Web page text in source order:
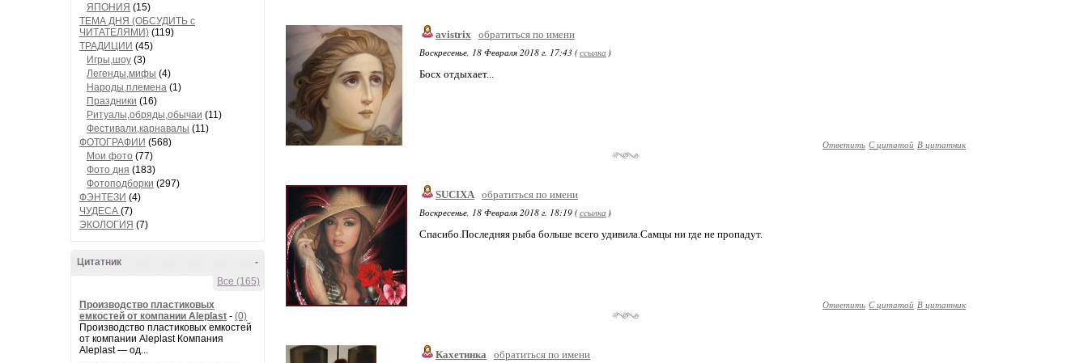
ЯПОНИЯ (15)
ТЕМА ДНЯ (ОБСУДИТЬ с
ЧИТАТЕЛЯМИ) (119)
ТРАДИЦИИ (45)
Игры,шоу (3)
Легенды,мифы (4)
Народы,племена (1)
Праздники (16)
Ритуалы,обряды,обычаи (11)
Фестивали,карнавалы (11)
ФОТОГРАФИИ (568)
Мои фото (77)
Фото дня (183)
Фотоподборки (297)
ФЭНТЕЗИ (4)
ЧУДЕСА (7)
ЭКОЛОГИЯ (7)
-
Цитатник
Все (165)
Производство пластиковых
емкостей от компании Aleplast - (0)
Производство пластиковых емкостей
от компании Aleplast Компания
Aleplast — од...
avistrix обратиться по имени
Воскресенье, 18 Февраля 2018 г. 17:43 (ссылка )
Босх отдыхает...
Ответить С цитатой В цитатник
SUCIXA обратиться по имени
Воскресенье, 18 Февраля 2018 г. 18:19 (ссылка )
Спасибо.Последняя рыба больше всего удивила.Самцы ни где не пропадут.
Ответить С цитатой В цитатник
Кахетинка
обратиться по имени